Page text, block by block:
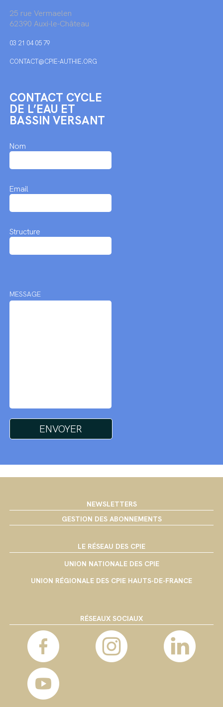
25 rue Vermaelen
62390 Auxi-le-Château
03 21 04 05 79
CONTACT@CPIE-AUTHIE.ORG
CONTACT CYCLE
DE L’EAU ET
BASSIN VERSANT
Nom
Email
Structure
MESSAGE
NEWSLETTERS
GESTION DES ABONNEMENTS
LE RÉSEAU DES CPIE
UNION NATIONALE DES CPIE
UNION RÉGIONALE DES CPIE HAUTS-DE-FRANCE
RÉSEAUX SOCIAUX